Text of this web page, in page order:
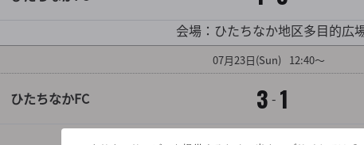
会場：ひたちなか地区多目的広
07月23日(Sun) 12:40～
ひたちなかFC 3 - 1
対戦カード詳細を見る
会場：ひたちなか地区多目的広
対戦カード詳細を見る